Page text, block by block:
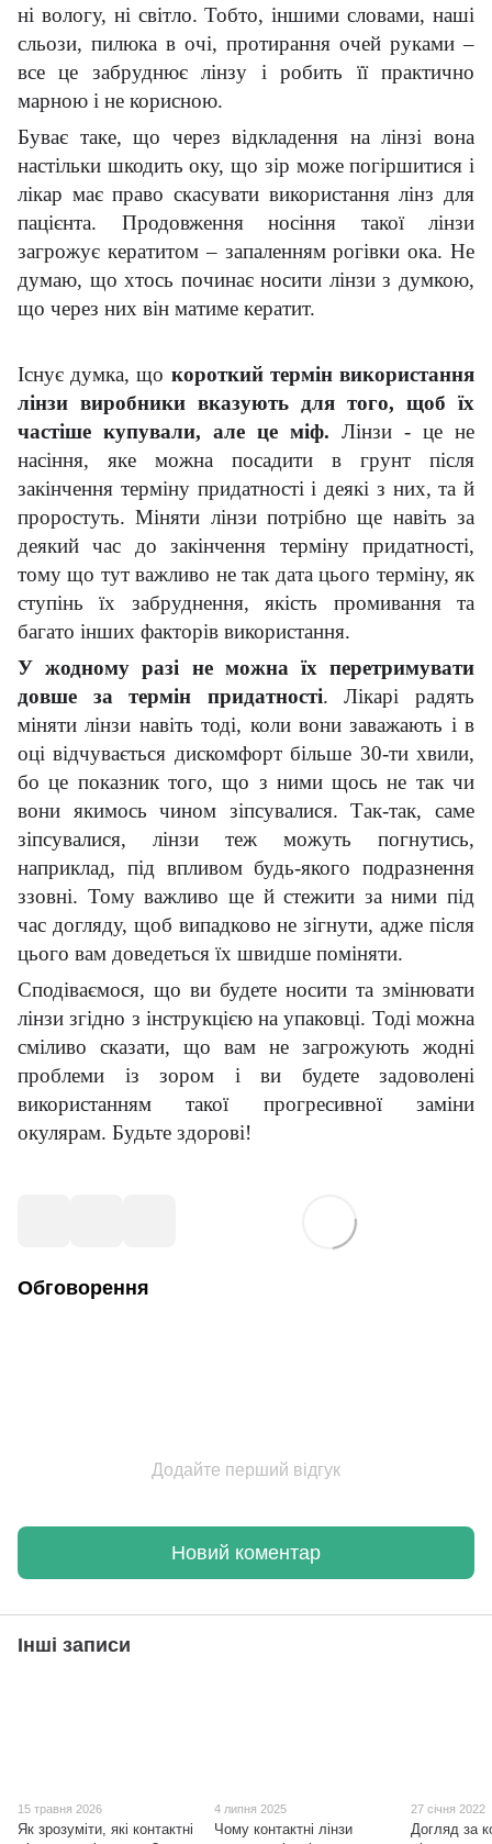
ні вологу, ні світло. Тобто, іншими словами, наші
сльози, пилюка в очі, протирання очей руками –
все це забруднює лінзу і робить її практично
марною і не корисною.
Буває таке, що через відкладення на лінзі вона
настільки шкодить оку, що зір може погіршитися і
лікар має право скасувати використання лінз для
пацієнта. Продовження носіння такої лінзи
загрожує кератитом – запаленням рогівки ока. Не
думаю, що хтось починає носити лінзи з думкою,
що через них він матиме кератит.
Існує думка, що короткий термін використання
лінзи виробники вказують для того, щоб їх
частіше купували, але це міф. Лінзи - це не
насіння, яке можна посадити в грунт після
закінчення терміну придатності і деякі з них, та й
проростуть. Міняти лінзи потрібно ще навіть за
деякий час до закінчення терміну придатності,
тому що тут важливо не так дата цього терміну, як
ступінь їх забруднення, якість промивання та
багато інших факторів використання.
У жодному разі не можна їх перетримувати
довше за термін придатності. Лікарі радять
міняти лінзи навіть тоді, коли вони заважають і в
оці відчувається дискомфорт більше 30-ти хвили,
бо це показник того, що з ними щось не так чи
вони якимось чином зіпсувалися. Так-так, саме
зіпсувалися, лінзи теж можуть погнутись,
наприклад, під впливом будь-якого подразнення
ззовні. Тому важливо ще й стежити за ними під
час догляду, щоб випадково не зігнути, адже після
цього вам доведеться їх швидше поміняти.
Сподіваємося, що ви будете носити та змінювати
лінзи згідно з інструкцією на упаковці. Тоді можна
сміливо сказати, що вам не загрожують жодні
проблеми із зором і ви будете задоволені
використанням такої прогресивної заміни
окулярам. Будьте здорові!
Обговорення
Додайте перший відгук
Новий коментар
Інші записи
15 травня 2026
Як зрозуміти, які контактні
4 липня 2025
Чому контактні лінзи
27 січня 2022
Догляд за